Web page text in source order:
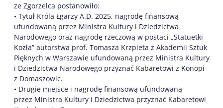
ze Zgorzelca postanowiło:
• Tytuł Króla Łgarzy A.D. 2025, nagrodę finansową
ufundowaną przez Ministra Kultury i Dziedzictwa
Narodowego oraz nagrodę rzeczową w postaci „Statuetki
Kozła” autorstwa prof. Tomasza Krzpieta z Akademii Sztuk
Pięknych w Warszawie ufundowaną przez Ministra Kultury
i Dziedzictwa Narodowego przyznać Kabaretowi z Konopi
z Domaszowic.
• Drugie miejsce i nagrodę finansową ufundowaną
przez Ministra Kultury i Dziedzictwa przyznać Kabaretowi